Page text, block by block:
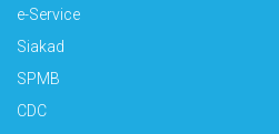
e-Service
Siakad
SPMB
CDC